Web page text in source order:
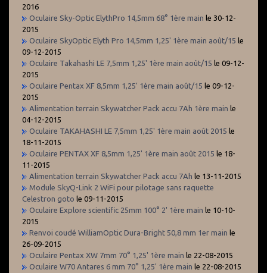
2016
Oculaire Sky-Optic ElythPro 14,5mm 68° 1ère main le 30-12-
2015
Oculaire SkyOptic Elyth Pro 14,5mm 1,25' 1ère main août/15 le
09-12-2015
Oculaire Takahashi LE 7,5mm 1,25' 1ère main août/15 le 09-12-
2015
Oculaire Pentax XF 8,5mm 1,25' 1ère main août/15 le 09-12-
2015
Alimentation terrain Skywatcher Pack accu 7Ah 1ère main le
04-12-2015
Oculaire TAKAHASHI LE 7,5mm 1,25' 1ère main août 2015 le
18-11-2015
Oculaire PENTAX XF 8,5mm 1,25' 1ère main août 2015 le 18-
11-2015
Alimentation terrain Skywatcher Pack accu 7Ah le 13-11-2015
Module SkyQ-Link 2 WiFi pour pilotage sans raquette
Celestron goto le 09-11-2015
Oculaire Explore scientific 25mm 100° 2' 1ère main le 10-10-
2015
Renvoi coudé WilliamOptic Dura-Bright 50,8 mm 1er main le
26-09-2015
Oculaire Pentax XW 7mm 70° 1,25' 1ère main le 22-08-2015
Oculaire W70 Antares 6 mm 70° 1,25' 1ère main le 22-08-2015